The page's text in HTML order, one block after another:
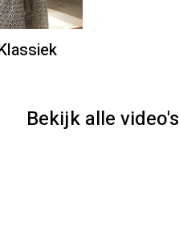
Bekijk alle video's